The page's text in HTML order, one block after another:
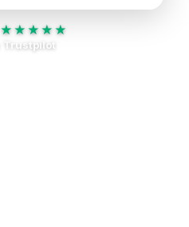
★★★★★
Trustpilot